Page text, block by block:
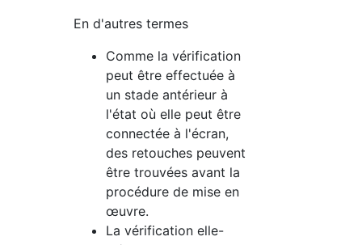
En d'autres termes
Comme la vérification
peut être effectuée à
un stade antérieur à
l'état où elle peut être
connectée à l'écran,
des retouches peuvent
être trouvées avant la
procédure de mise en
œuvre.
La vérification elle-